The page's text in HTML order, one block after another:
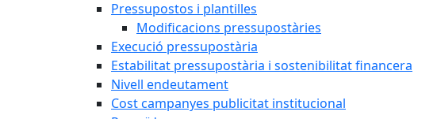
Pressupostos i plantilles
Modificacions pressupostàries
Execució pressupostària
Estabilitat pressupostària i sostenibilitat financera
Nivell endeutament
Cost campanyes publicitat institucional